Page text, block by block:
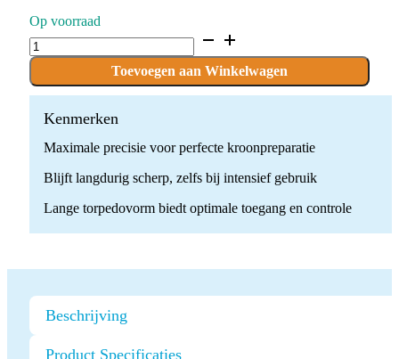
Op voorraad
D.879L.012.F.FG
x
Boren
quantity
Toevoegen aan Winkelwagen
Kenmerken
Maximale precisie voor perfecte kroonpreparatie
Blijft langdurig scherp, zelfs bij intensief gebruik
Lange torpedovorm biedt optimale toegang en controle
Beschrijving
Product Specificaties